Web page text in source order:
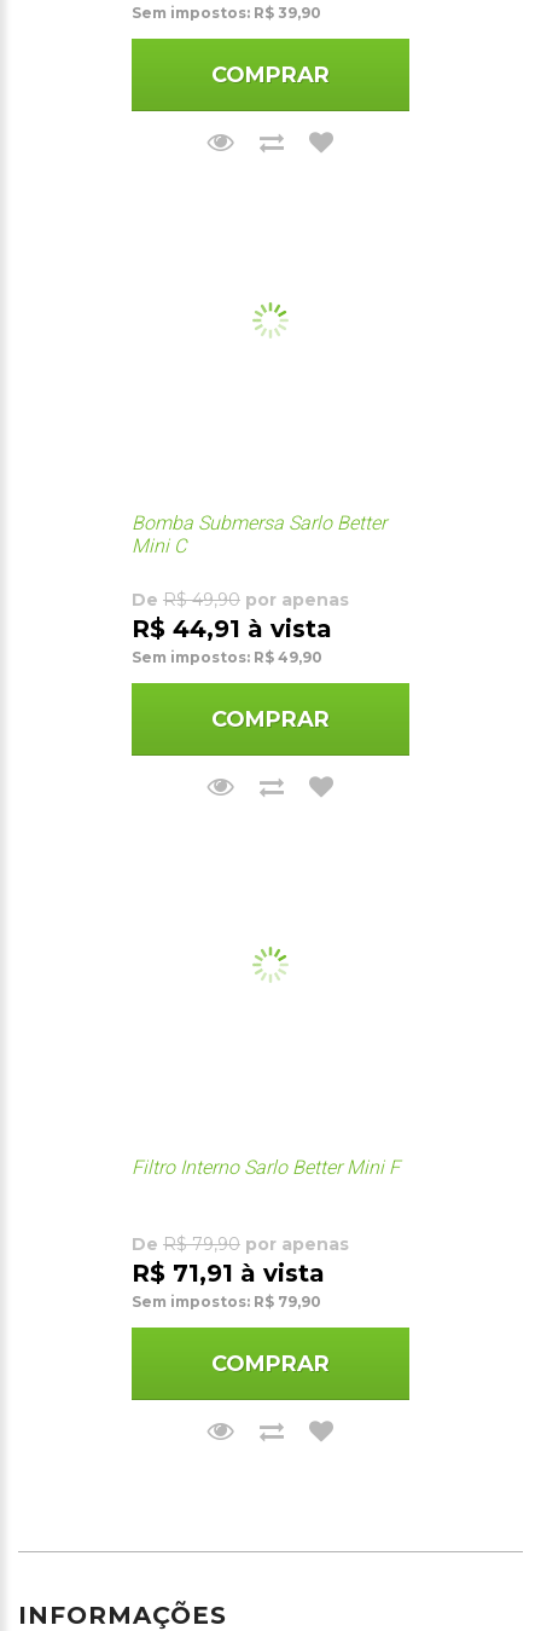
Sem impostos: R$ 39,90
COMPRAR
Bomba Submersa Sarlo Better
Mini C
De R$ 49,90 por apenas
R$ 44,91 à vista
Sem impostos: R$ 49,90
COMPRAR
Filtro Interno Sarlo Better Mini F
De R$ 79,90 por apenas
R$ 71,91 à vista
Sem impostos: R$ 79,90
COMPRAR
INFORMAÇÕES